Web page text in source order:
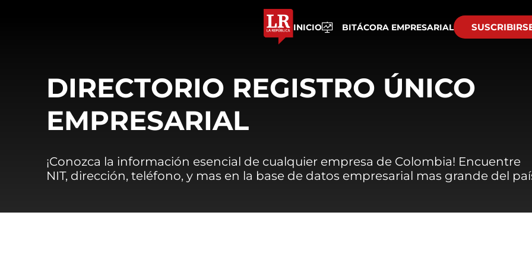
INICIO BITÁCORA EMPRESARIAL
DIRECTORIO REGISTRO ÚNICO
EMPRESARIAL
¡Conozca la información esencial de cualquier empresa de Colombia! Encuentre
NIT, dirección, teléfono, y mas en la base de datos empresarial mas grande del